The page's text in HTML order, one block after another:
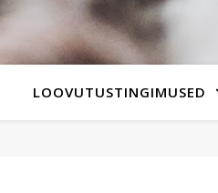
LOOVUTUSTINGIMUSED